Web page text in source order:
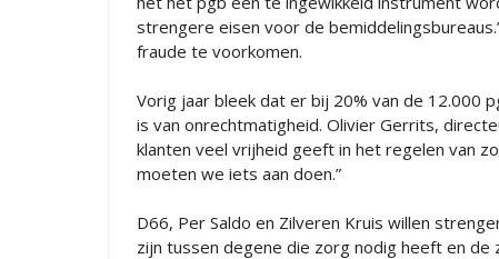
strengere eisen voor de
fraude te voorkomen.
Vorig jaar bleek dat er bij 20% van de 12.000
is van onrechtmatigheid. Olivier Gerrits,
klanten veel vrijheid geeft in het regelen van
moeten we iets aan doen.”
D66, Per Saldo en Zilveren Kruis willen
zijn tussen degene die zorg nodig heeft en